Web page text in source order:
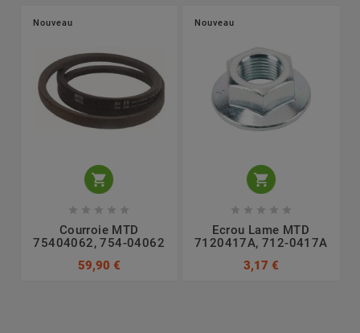
Nouveau

    
Courroie MTD
75404062, 754-04062
59,90 €
Nouveau

    
Ecrou Lame MTD
7120417A, 712-0417A
3,17 €